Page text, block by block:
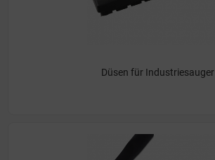
Düsen für Industriesauger